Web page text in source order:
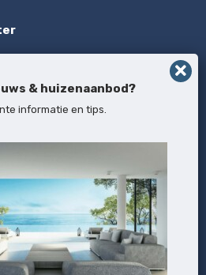
& huizenaanbod?
informatie en tips.